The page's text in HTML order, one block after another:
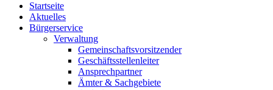
Startseite
Aktuelles
Bürgerservice
Verwaltung
Gemeinschaftsvorsitzender
Geschäftsstellenleiter
Ansprechpartner
Ämter & Sachgebiete